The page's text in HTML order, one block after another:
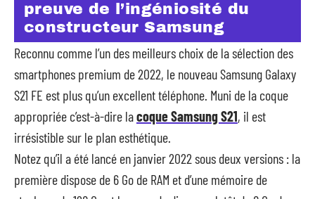
preuve de l’ingéniosité du
constructeur Samsung
Reconnu comme l’un des meilleurs choix de la sélection des
smartphones premium de 2022, le nouveau Samsung Galaxy
S21 FE est plus qu’un excellent téléphone. Muni de la coque
appropriée c’est-à-dire lacoque Samsung S21, il est
irrésistible sur le plan esthétique.
Notez qu’il a été lancé en janvier 2022 sous deux versions : la
première dispose de 6 Go de RAM et d’une mémoire de